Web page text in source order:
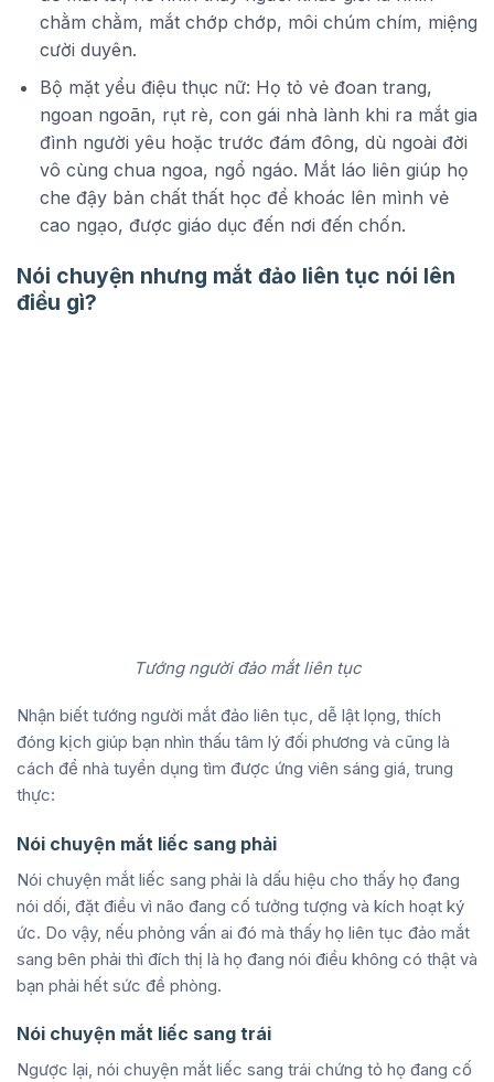
chằm chằm, mắt chớp chớp, môi chúm chím, miệng
cười duyên.
Bộ mặt yểu điệu thục nữ: Họ tỏ vẻ đoan trang,
ngoan ngoãn, rụt rè, con gái nhà lành khi ra mắt gia
đình người yêu hoặc trước đám đông, dù ngoài đời
vô cùng chua ngoa, ngổ ngáo. Mắt láo liên giúp họ
che đậy bản chất thất học để khoác lên mình vẻ
cao ngạo, được giáo dục đến nơi đến chốn.
Nói chuyện nhưng mắt đảo liên tục nói lên
điều gì?
Tướng người đảo mắt liên tục
Nhận biết tướng người mắt đảo liên tục, dễ lật lọng, thích
đóng kịch giúp bạn nhìn thấu tâm lý đối phương và cũng là
cách để nhà tuyển dụng tìm được ứng viên sáng giá, trung
thực:
Nói chuyện mắt liếc sang phải
Nói chuyện mắt liếc sang phải là dấu hiệu cho thấy họ đang
nói dối, đặt điều vì não đang cố tưởng tượng và kích hoạt ký
ức. Do vậy, nếu phỏng vấn ai đó mà thấy họ liên tục đảo mắt
sang bên phải thì đích thị là họ đang nói điều không có thật và
bạn phải hết sức đề phòng.
Nói chuyện mắt liếc sang trái
Ngược lại, nói chuyện mắt liếc sang trái chứng tỏ họ đang cố